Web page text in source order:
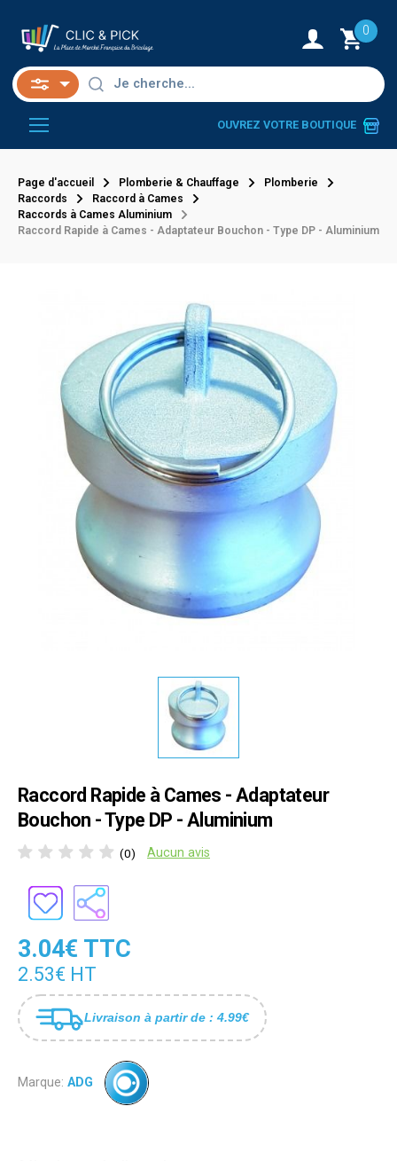
0
OUVREZ VOTRE BOUTIQUE
Page d'accueil Plomberie & Chauffage
Plomberie
Raccords
Raccord à Cames
Raccords à Cames Aluminium
Raccord Rapide à Cames - Adaptateur Bouchon - Type DP - Aluminium
Raccord Rapide à Cames - Adaptateur
Bouchon - Type DP - Aluminium
(0) Aucun avis
3.04€ TTC
2.53€ HT
Livraison à partir de : 4.99€
Marque: ADG